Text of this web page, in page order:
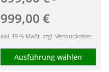
999,00€
inkl. 19 % MwSt. zzgl. Versandkosten
Ausführung wählen